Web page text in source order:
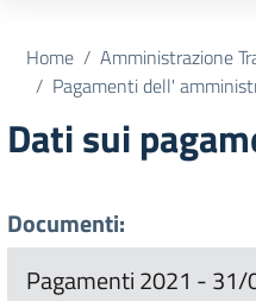
Home
Amministrazione
Pagamenti dell'
Dati sui
Documenti:
Pagamenti 2021 -